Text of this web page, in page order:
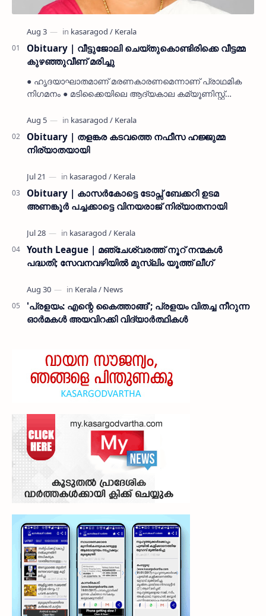
Obituary | വീട്ടുജോലി ചെയ്തുകൊണ്ടിരിക്കെ വീട്ടമ്മ
കുഴഞ്ഞുവീണ് മരിച്ചു
● ഹൃദയാഘാതമാണ് മരണകാരണമെന്നാണ് പ്രാഥമിക
നിഗമനം ● മടിക്കൈയിലെ ആദ്യകാല കമ്യൂണിസ്റ്റ്
മകളാണ് ● വിവരമറിഞ്ഞ് ജനപ്ര…
Obituary | തളങ്കര കടവത്തെ നഫീസ ഹജ്ജുമ്മ
നിര്യാതയായി
Obituary | കാസർകോട്ടെ ടോപ്സ് ബേക്കറി ഉടമ
അണങ്കൂർ പച്ചക്കാട്ടെ വിനയരാജ് നിര്യാതനായി
Youth League | മഞ്ചേശ്വരത്ത് നൂറ് നന്മകൾ
പദ്ധതി; സേവനവഴിയിൽ മുസ്ലിം യൂത്ത് ലീഗ്
'പ്രളയം: എന്റെ കൈത്താങ്ങ്'; പ്രളയം വിതച്ച നീറുന്ന
ഓര്‍മകള്‍ അയവിറക്കി വിദ്യാര്‍ത്ഥികള്‍